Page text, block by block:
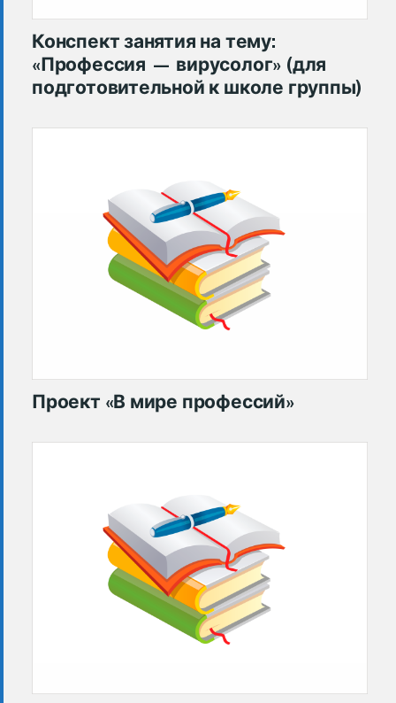
Конспект занятия на тему:
«Профессия — вирусолог» (для
подготовительной к школе группы)
Проект «В мире профессий»